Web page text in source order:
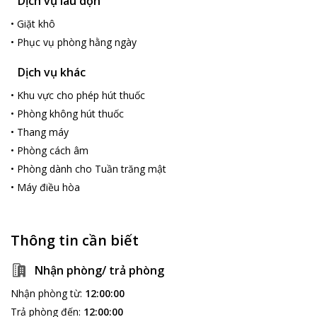
• Giặt khô
• Phục vụ phòng hằng ngày
Dịch vụ khác
• Khu vực cho phép hút thuốc
• Phòng không hút thuốc
• Thang máy
• Phòng cách âm
• Phòng dành cho Tuần trăng mật
• Máy điều hòa
Thông tin cần biết
Nhận phòng/ trả phòng
Nhận phòng từ: 12:00:00
Trả phòng đến: 12:00:00